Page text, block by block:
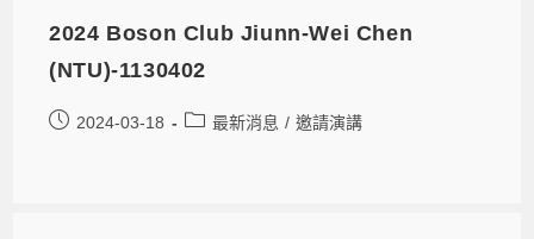
2024 Boson Club Jiunn-Wei Chen
(NTU)-1130402
2024-03-18 最新消息 / 邀請演講